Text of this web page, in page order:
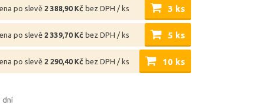
po slevě 2 388,90 Kč bez DPH / ks 3 ks
po slevě 2 339,70 Kč bez DPH / ks 5 ks
po slevě 2 290,40 Kč bez DPH / ks 10 ks
dní